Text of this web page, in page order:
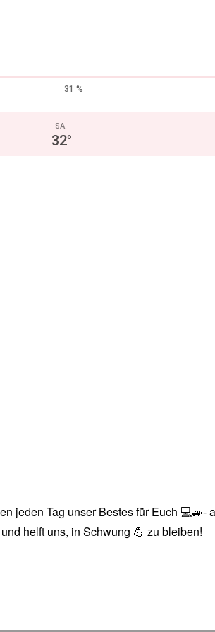
31 %
SA.
32°
jeden Tag unser Bestes für Euch
helft uns, in Schwung 💪 zu bleiben!